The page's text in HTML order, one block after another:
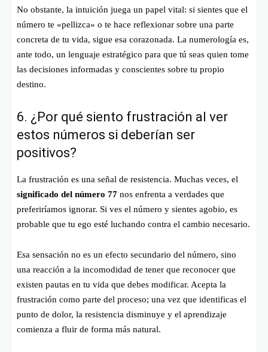
No obstante, la intuición juega un papel vital: si sientes que el
número te «pellizca» o te hace reflexionar sobre una parte
concreta de tu vida, sigue esa corazonada. La numerología es,
ante todo, un lenguaje estratégico para que tú seas quien tome
las decisiones informadas y conscientes sobre tu propio
destino.
6. ¿Por qué siento frustración al ver
estos números si deberían ser
positivos?
La frustración es una señal de resistencia. Muchas veces, el
significado del número 77 nos enfrenta a verdades que
preferiríamos ignorar. Si ves el número y sientes agobio, es
probable que tu ego esté luchando contra el cambio necesario.
Esa sensación no es un efecto secundario del número, sino
una reacción a la incomodidad de tener que reconocer que
existen pautas en tu vida que debes modificar. Acepta la
frustración como parte del proceso; una vez que identificas el
punto de dolor, la resistencia disminuye y el aprendizaje
comienza a fluir de forma más natural.